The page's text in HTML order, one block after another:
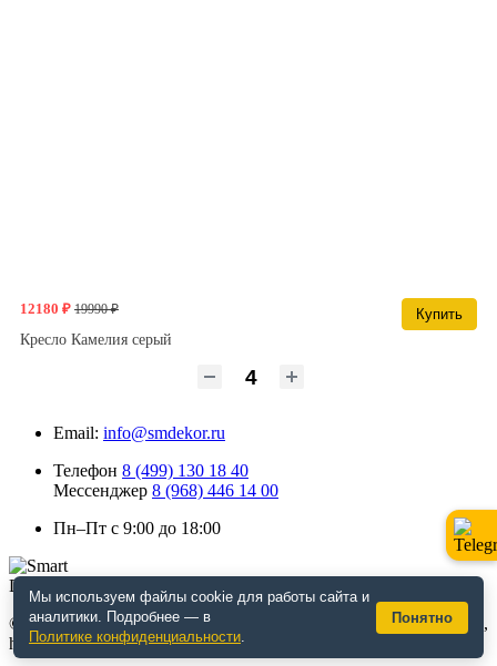
12180 ₽ 19990 ₽
Купить
Кресло Камелия серый
Email: info@smdekor.ru
Телефон 8 (499) 130 18 40
Мессенджер 8 (968) 446 14 00
Пн–Пт с 9:00 до 18:00
© 2026 г. Москва. Дизайнерская мебель для кафе и ресторанов,
horeca, декор. Интернет-магазин smdekor.ru.
Мы используем файлы cookie для работы сайта и
аналитики. Подробнее — в
Политике конфиденциальности.
Понятно